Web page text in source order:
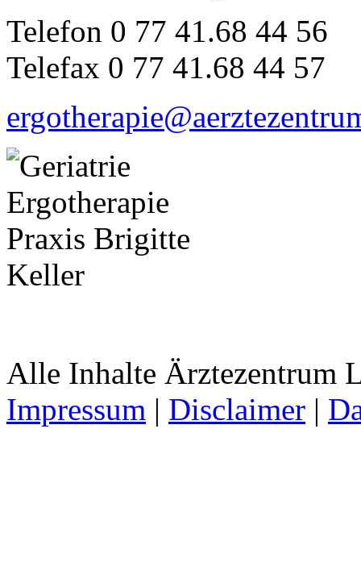
Telefon 0 77 41.68 44 56
Telefax 0 77 41.68 44 57
Alle Inhalte Ärztezentrum
Impressum | Disclaimer |